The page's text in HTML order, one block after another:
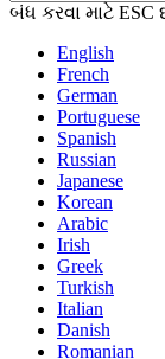
બંધ કરવા માટે ESC
English
French
German
Portuguese
Spanish
Russian
Japanese
Korean
Arabic
Irish
Greek
Turkish
Italian
Danish
Romanian